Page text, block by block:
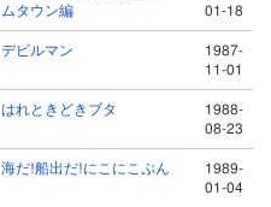
ムタウン編
01-18
デビルマン
1987-
11-01
はれときどきブタ
1988-
08-23
海だ!船出だ!にこにこぷん
1989-
01-04